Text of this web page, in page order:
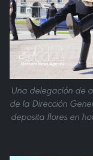
Una delegación de
de la Dirección
deposita flores en